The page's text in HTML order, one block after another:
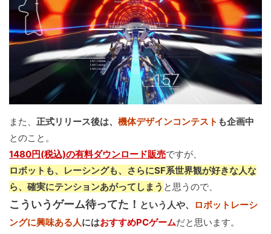
また、 正式リリース後は、 機体デザインコンテスト も企画中
とのこと。
1480円(税込)の有料ダウンロード販売ですが、
ロボットも、レーシングも、さらにSF系世界観が好きな人な
ら、確実にテンションあがってしまう と思うので、
こういうゲーム待ってた！ という人や、
ロボットレーシ
ングに興味ある人にはおすすめPCゲームだと思います。